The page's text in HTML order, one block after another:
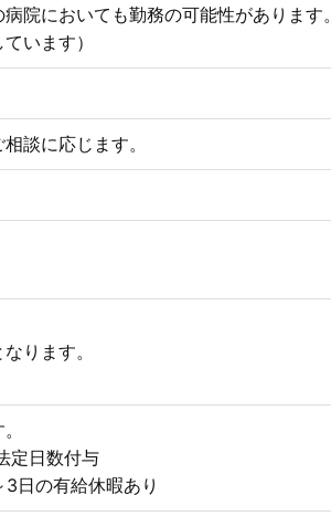
院においても勤務の可能性があります。
います）
談に応じます。
ります。
定日数付与
日の有給休暇あり